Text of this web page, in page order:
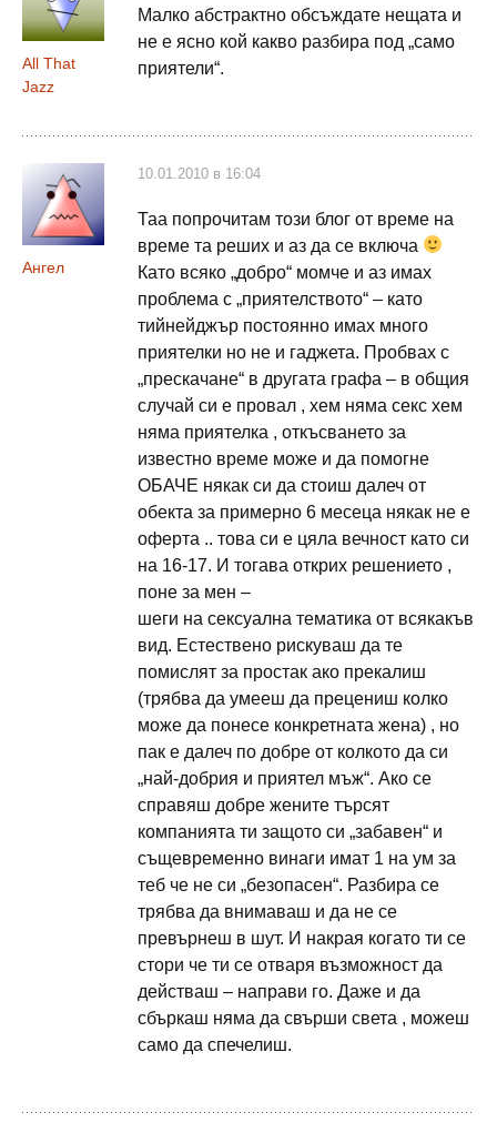
All That
Jazz
Малко абстрактно обсъждате нещата и
не е ясно кой какво разбира под „само
приятели“.
Ангел
10.01.2010 в 16:04
Таа попрочитам този блог от време на
време та реших и аз да се включа
Като всяко „добро“ момче и аз имах
проблема с „приятелството“ – като
тийнейджър постоянно имах много
приятелки но не и гаджета. Пробвах с
„прескачане“ в другата графа – в общия
случай си е провал , хем няма секс хем
няма приятелка , откъсването за
известно време може и да помогне
ОБАЧЕ някак си да стоиш далеч от
обекта за примерно 6 месеца някак не е
оферта .. това си е цяла вечност като си
на 16-17. И тогава открих решението ,
поне за мен –
шеги на сексуална тематика от всякакъв
вид. Естествено рискуваш да те
помислят за простак ако прекалиш
(трябва да умееш да прецениш колко
може да понесе конкретната жена) , но
пак е далеч по добре от колкото да си
„най-добрия и приятел мъж“. Ако се
справяш добре жените търсят
компанията ти защото си „забавен“ и
същевременно винаги имат 1 на ум за
теб че не си „безопасен“. Разбира се
трябва да внимаваш и да не се
превърнеш в шут. И накрая когато ти се
стори че ти се отваря възможност да
действаш – направи го. Даже и да
сбъркаш няма да свърши света , можеш
само да спечелиш.